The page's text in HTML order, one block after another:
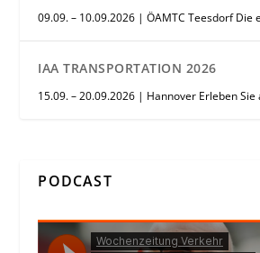
09.09. – 10.09.2026 | ÖAMTC Teesdorf Die
IAA TRANSPORTATION 2026
15.09. – 20.09.2026 | Hannover Erleben Sie
PODCAST